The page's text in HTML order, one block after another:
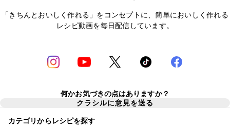
「きちんとおいしく作れる」をコンセプトに、簡単においしく作れる
レシピ動画を毎日配信しています。
何かお気づきの点はありますか？
クラシルに意見を送る
カテゴリからレシピを探す